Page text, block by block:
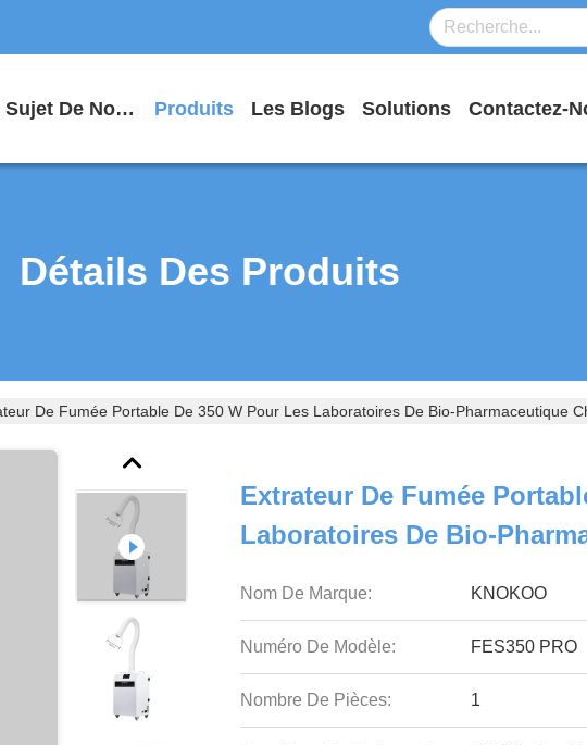
Au Sujet De Nous Produits Les Blogs Solutions Contactez-
Détails Des Produits
De Fumée Portable De 350 W Pour Les Laboratoires De Bio-Pharmaceutique
Extrateur De Fumée
Laboratoires De Bio-
Nom De Marque: KNOKOO
Numéro De Modèle: FES350 PRO
Nombre De Pièces: 1